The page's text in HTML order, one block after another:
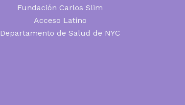
Fundación Carlos Slim
Acceso Latino
Departamento de Salud de NYC